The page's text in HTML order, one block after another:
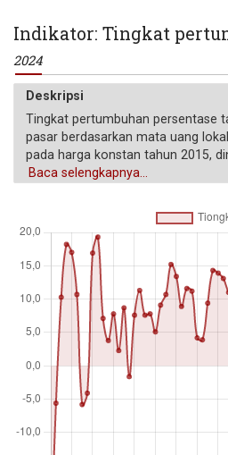
Indikator: Tingkat
2024
Deskripsi
Tingkat pertumbuhan persentase
pasar berdasarkan mata uang
pada harga konstan tahun 2015,
PDB adalah jumlah dari nilai
dikurangi subsidi yang tidak
dihitung tanpa melakukan
barang yang diproduksi atau untuk
sumber daya alam.
Satuan pengukuran
%
Baca selengkapnya...